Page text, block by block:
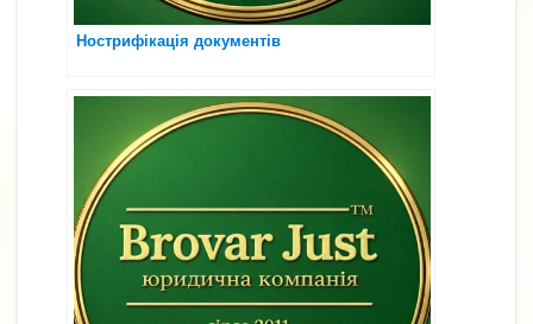
Нострифікація документів